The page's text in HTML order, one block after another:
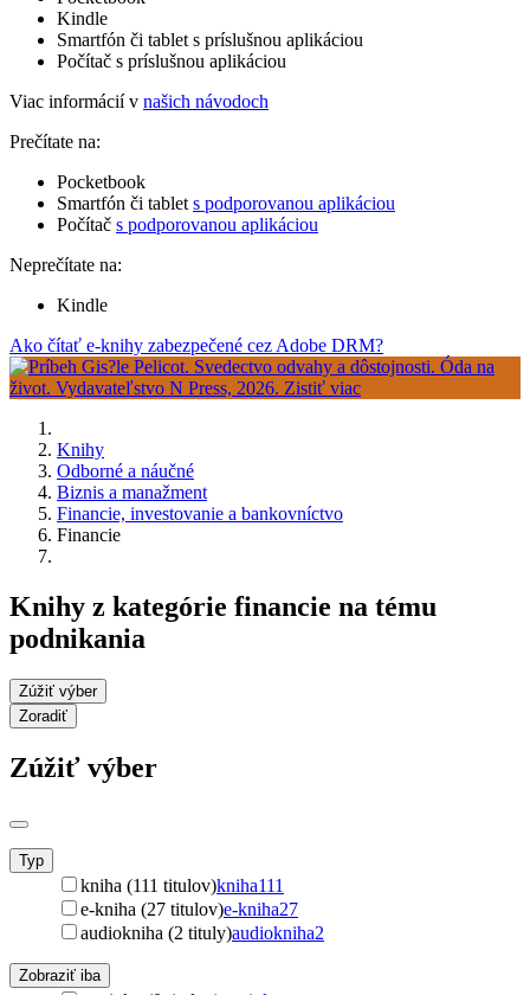
Kindle
Smartfón či tablet s príslušnou aplikáciou
Počítač s príslušnou aplikáciou
Viac informácií v našich návodoch
Prečítate na:
Pocketbook
Smartfón či tablet s podporovanou aplikáciou
Počítač s podporovanou aplikáciou
Neprečítate na:
Kindle
Ako čítať e-knihy zabezpečené cez Adobe DRM?
Knihy
Odborné a náučné
Biznis a manažment
Financie, investovanie a bankovníctvo
Financie
Knihy z kategórie financie na tému
podnikania
Zúžiť výber
Zoradiť
Zúžiť výber
Typ
kniha (111 titulov)kniha111
e-kniha (27 titulov)e-kniha27
audiokniha (2 tituly)audiokniha2
Zobraziť iba